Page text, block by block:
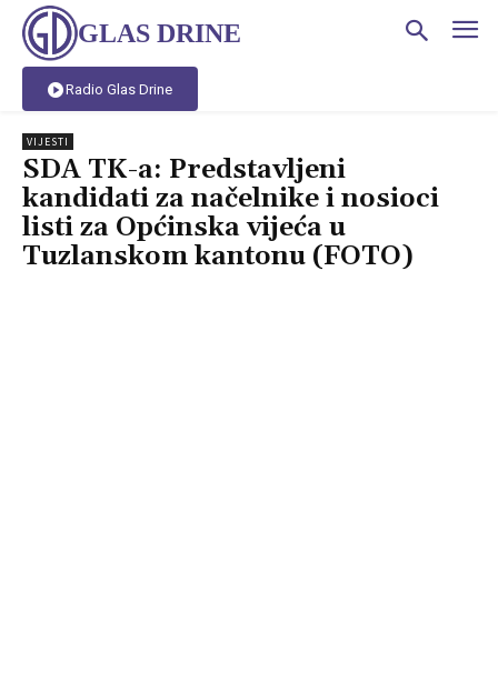
GLAS DRINE
Radio Glas Drine
VIJESTI
SDA TK-a: Predstavljeni
kandidati za načelnike i nosioci
listi za Općinska vijeća u
Tuzlanskom kantonu (FOTO)